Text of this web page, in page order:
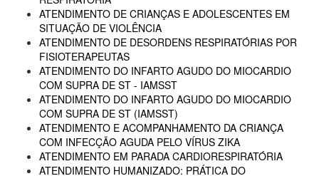
ATENDIMENTO DE CRIANÇAS E ADOLESCENTES EM
SITUAÇÃO DE VIOLÊNCIA
ATENDIMENTO DE DESORDENS RESPIRATÓRIAS POR
FISIOTERAPEUTAS
ATENDIMENTO DO INFARTO AGUDO DO MIOCARDIO
COM SUPRA DE ST - IAMSST
ATENDIMENTO DO INFARTO AGUDO DO MIOCARDIO
COM SUPRA DE ST (IAMSST)
ATENDIMENTO E ACOMPANHAMENTO DA CRIANÇA
COM INFECÇÃO AGUDA PELO VÍRUS ZIKA
ATENDIMENTO EM PARADA CARDIORESPIRATÓRIA
ATENDIMENTO HUMANIZADO: PRÁTICA DO